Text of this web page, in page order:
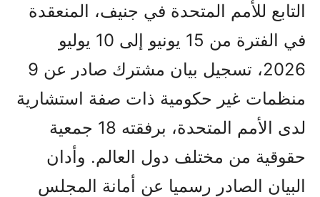
التابع للأمم المتحدة في جنيف، المنعقدة
في الفترة من 15 يونيو إلى 10 يوليو
2026، تسجيل بيان مشترك صادر عن 9
منظمات غير حكومية ذات صفة استشارية
لدى الأمم المتحدة، برفقته 18 جمعية
حقوقية من مختلف دول العالم. وأدان
البيان الصادر رسميا عن أمانة المجلس